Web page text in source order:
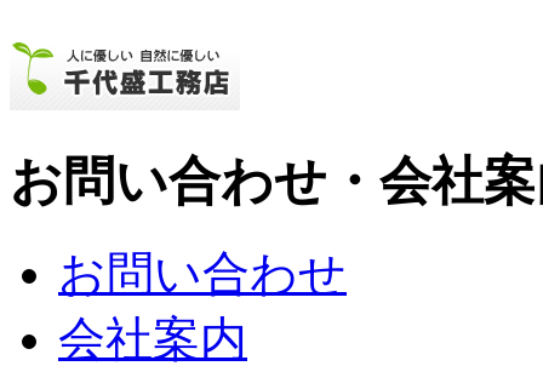
お問い合わせ・会社
お問い合わせ
会社案内